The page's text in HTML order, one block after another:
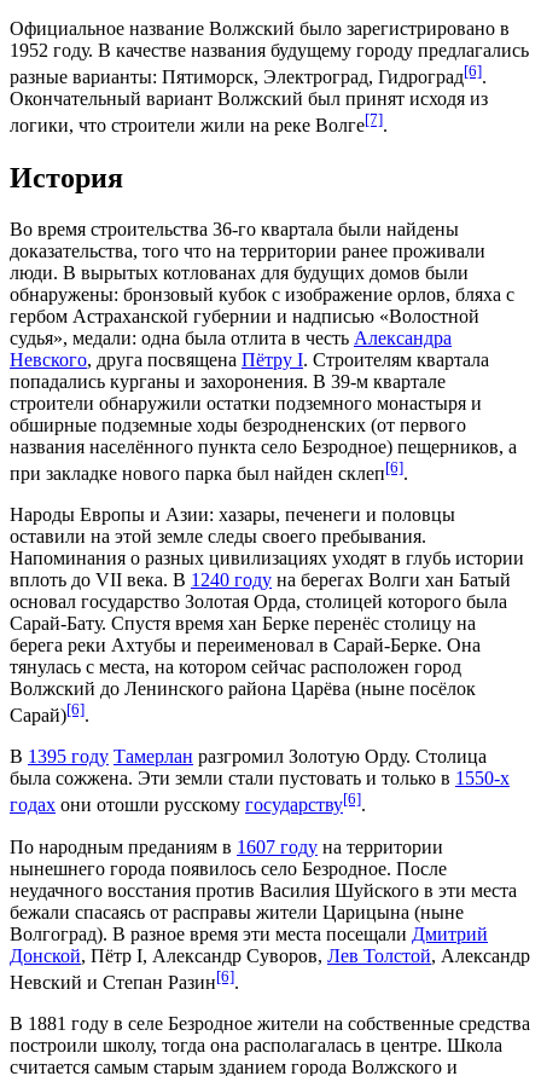
Официальное название Волжский было зарегистрировано в
1952 году. В качестве названия будущему городу предлагались
разные варианты: Пятиморск, Электроград, Гидроград[6].
Окончательный вариант Волжский был принят исходя из
логики, что строители жили на реке Волге[7].
История
Во время строительства 36-го квартала были найдены
доказательства, того что на территории ранее проживали
люди. В вырытых котлованах для будущих домов были
обнаружены: бронзовый кубок с изображение орлов, бляха с
гербом Астраханской губернии и надписью «Волостной
судья», медали: одна была отлита в честь Александра
Невского, друга посвящена Пётру I. Строителям квартала
попадались курганы и захоронения. В 39-м квартале
строители обнаружили остатки подземного монастыря и
обширные подземные ходы безродненских (от первого
названия населённого пункта село Безродное) пещерников, а
при закладке нового парка был найден склеп[6].
Народы Европы и Азии: хазары, печенеги и половцы
оставили на этой земле следы своего пребывания.
Напоминания о разных цивилизациях уходят в глубь истории
вплоть до VII века. В 1240 году на берегах Волги хан Батый
основал государство Золотая Орда, столицей которого была
Сарай-Бату. Спустя время хан Берке перенёс столицу на
берега реки Ахтубы и переименовал в Сарай-Берке. Она
тянулась с места, на котором сейчас расположен город
Волжский до Ленинского района Царёва (ныне посёлок
Сарай)[6].
В 1395 году Тамерлан разгромил Золотую Орду. Столица
была сожжена. Эти земли стали пустовать и только в 1550-х
годах они отошли русскому государству[6].
По народным преданиям в 1607 году на территории
нынешнего города появилось село Безродное. После
неудачного восстания против Василия Шуйского в эти места
бежали спасаясь от расправы жители Царицына (ныне
Волгоград). В разное время эти места посещали Дмитрий
Донской, Пётр I, Александр Суворов, Лев Толстой, Александр
Невский и Степан Разин[6].
В 1881 году в селе Безродное жители на собственные средства
построили школу, тогда она располагалась в центре. Школа
считается самым старым зданием города Волжского и